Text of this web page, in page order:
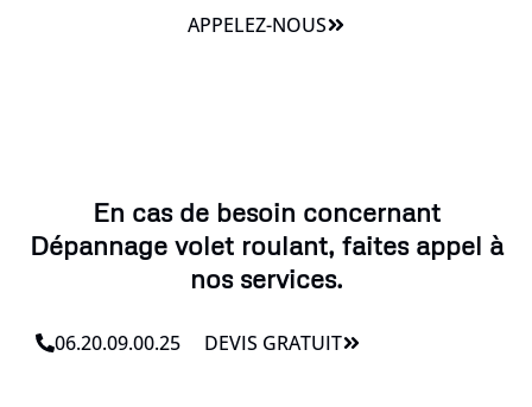
APPELEZ-NOUS
En cas de besoin concernant
Dépannage volet roulant, faites appel à
nos services.
06.20.09.00.25 DEVIS GRATUIT